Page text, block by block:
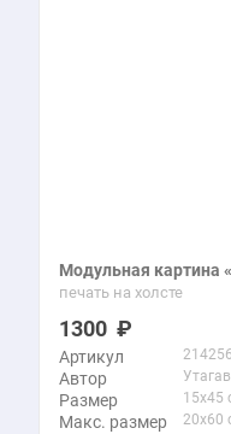
Модульная картина
печать на холсте
1300
Артикул
Автор
Размер 15x45
Макс. размер 20x60